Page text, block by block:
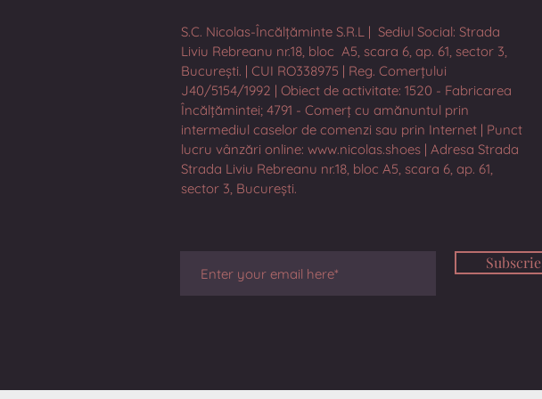
S.C. Nicolas-Încălțăminte S.R.L | Sediul Social: Strada
Liviu Rebreanu nr.18, bloc A5, scara 6, ap. 61, sector 3,
București. | CUI RO338975 | Reg. Comerțului
J40/5154/1992 | Obiect de activitate: 1520 - Fabricarea
Încălțămintei; 4791 - Comerț cu amănuntul prin
intermediul caselor de comenzi sau prin Internet | Punct
lucru vânzări online: www.nicolas.shoes | Adresa Strada
Strada Liviu Rebreanu nr.18, bloc A5, scara 6, ap. 61,
sector 3, București.
Subscrie